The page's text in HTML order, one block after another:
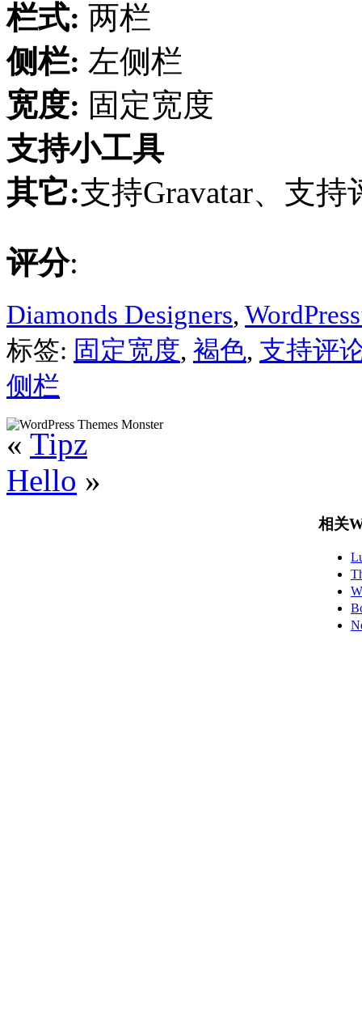
栏式: 两栏
侧栏: 左侧栏
宽度: 固定宽度
支持小工具
其它:支持Gravatar、支
评分:
Diamonds Designers,
标签: 固定宽度, 褐色, 支持评
侧栏
« Tipz
Hello »
相关